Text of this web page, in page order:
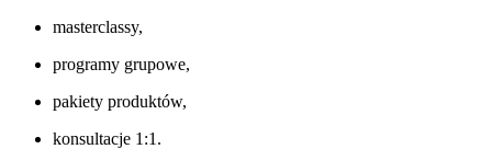
masterclassy,
programy grupowe,
pakiety produktów,
konsultacje 1:1.